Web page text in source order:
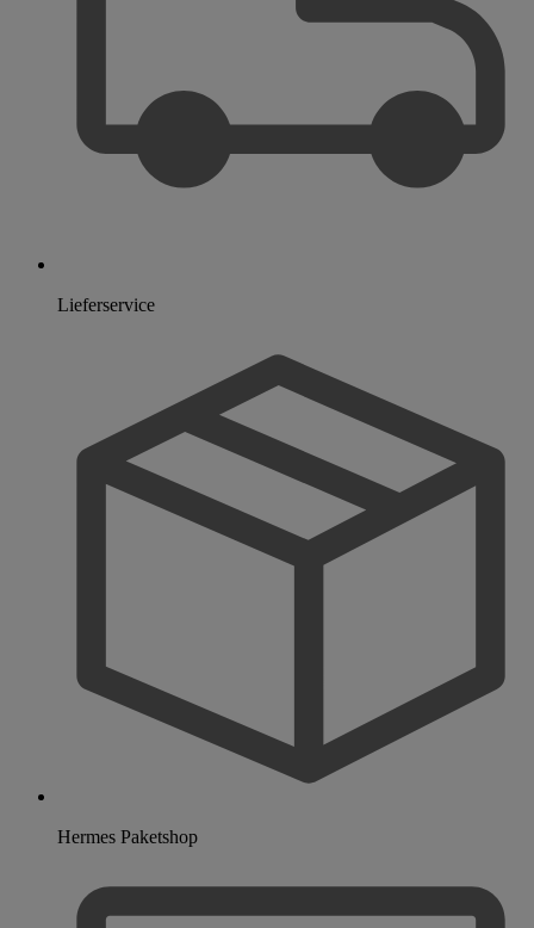
Lieferservice
Hermes Paketshop